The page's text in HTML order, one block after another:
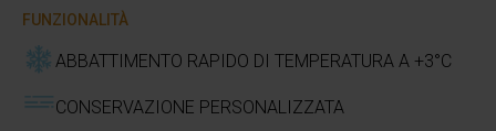
FUNZIONALITÀ
ABBATTIMENTO RAPIDO DI TEMPERATURA A +3°C
CONSERVAZIONE PERSONALIZZATA